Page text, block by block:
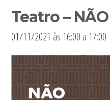
Teatro – NÃO
01/11/2021 às 16:00 a 17:00